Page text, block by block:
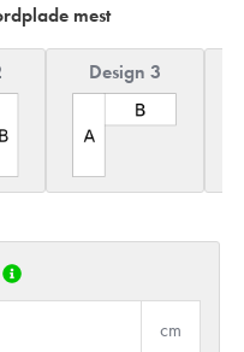
mest
Design 3
cm